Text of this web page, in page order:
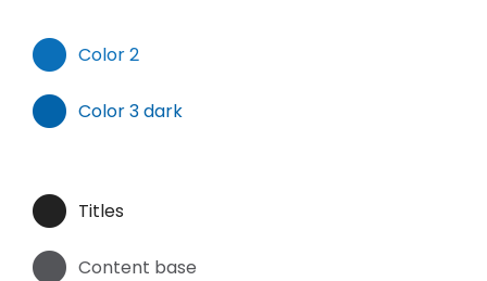
Color 2
Color 3 dark
Titles
Content base